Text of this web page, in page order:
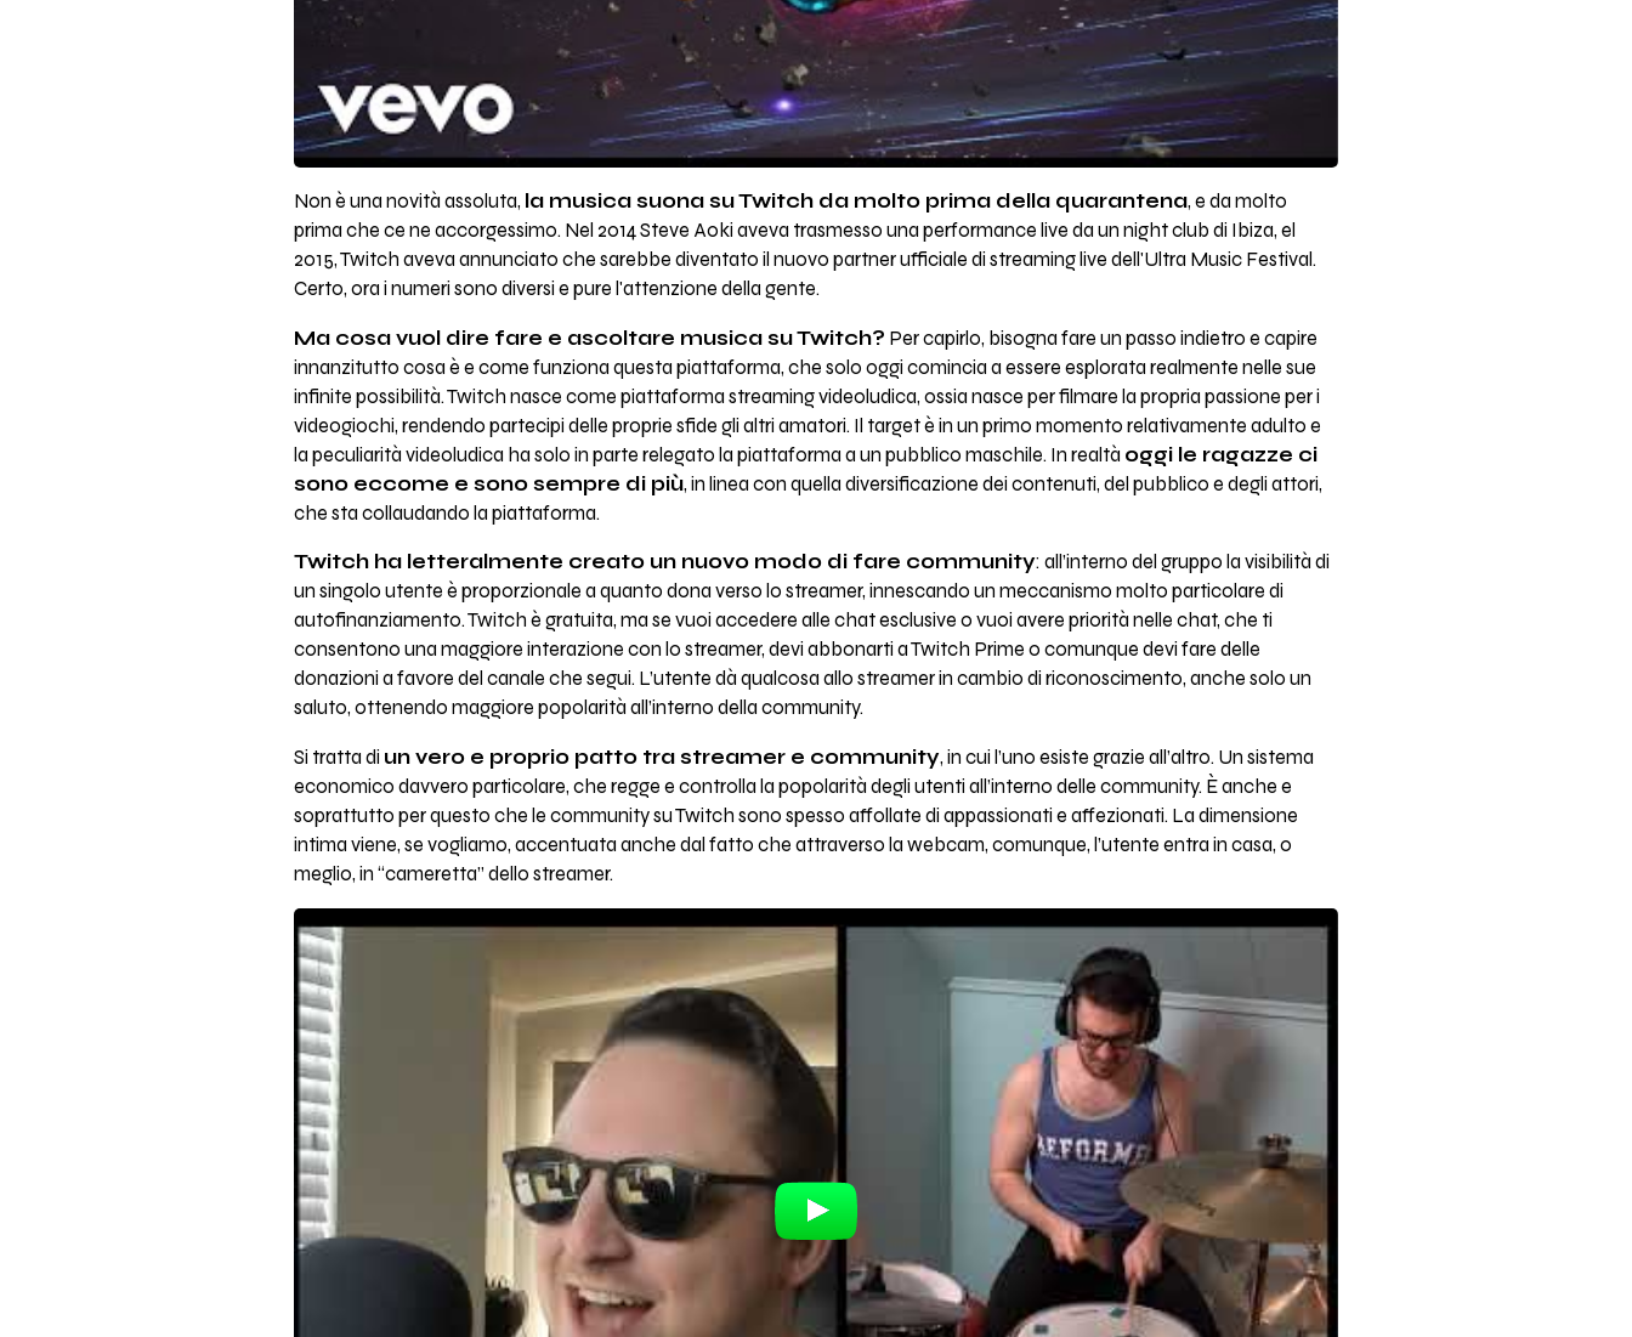
Non è una novità assoluta, la musica suona su Twitch da molto prima della quarantena, e da molto
prima che ce ne accorgessimo. Nel 2014 Steve Aoki aveva trasmesso una performance live da un night club di Ibiza, el
2015, Twitch aveva annunciato che sarebbe diventato il nuovo partner ufficiale di streaming live dell'Ultra Music Festival.
Certo, ora i numeri sono diversi e pure l'attenzione della gente.
Ma cosa vuol dire fare e ascoltare musica su Twitch? Per capirlo, bisogna fare un passo indietro e capire
innanzitutto cosa è e come funziona questa piattaforma, che solo oggi comincia a essere esplorata realmente nelle sue
infinite possibilità. Twitch nasce come piattaforma streaming videoludica, ossia nasce per filmare la propria passione per i
videogiochi, rendendo partecipi delle proprie sfide gli altri amatori. Il target è in un primo momento relativamente adulto e
la peculiarità videoludica ha solo in parte relegato la piattaforma a un pubblico maschile. In realtà oggi le ragazze ci
sono eccome e sono sempre di più, in linea con quella diversificazione dei contenuti, del pubblico e degli attori,
che sta collaudando la piattaforma.
Twitch ha letteralmente creato un nuovo modo di fare community: all’interno del gruppo la visibilità di
un singolo utente è proporzionale a quanto dona verso lo streamer, innescando un meccanismo molto particolare di
autofinanziamento. Twitch è gratuita, ma se vuoi accedere alle chat esclusive o vuoi avere priorità nelle chat, che ti
consentono una maggiore interazione con lo streamer, devi abbonarti a Twitch Prime o comunque devi fare delle
donazioni a favore del canale che segui. L’utente dà qualcosa allo streamer in cambio di riconoscimento, anche solo un
saluto, ottenendo maggiore popolarità all’interno della community.
Si tratta di un vero e proprio patto tra streamer e community, in cui l’uno esiste grazie all’altro. Un sistema
economico davvero particolare, che regge e controlla la popolarità degli utenti all’interno delle community. È anche e
soprattutto per questo che le community su Twitch sono spesso affollate di appassionati e affezionati. La dimensione
intima viene, se vogliamo, accentuata anche dal fatto che attraverso la webcam, comunque, l’utente entra in casa, o
meglio, in “cameretta” dello streamer.